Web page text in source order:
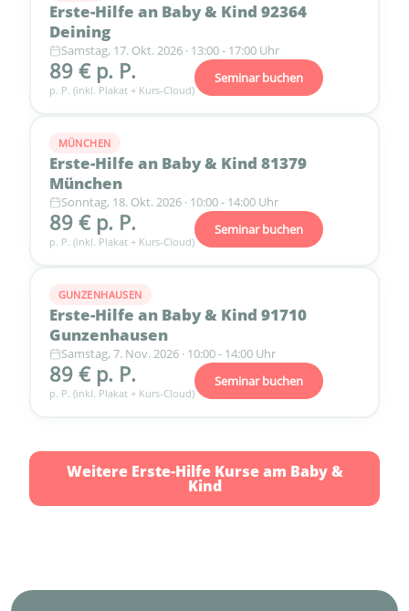
Erste-Hilfe an Baby & Kind 92364
Deining
Samstag, 17. Okt. 2026 · 13:00 - 17:00 Uhr
89 € p. P.
p. P. (inkl. Plakat + Kurs-Cloud)
Seminar buchen
MÜNCHEN
Erste-Hilfe an Baby & Kind 81379
München
Sonntag, 18. Okt. 2026 · 10:00 - 14:00 Uhr
89 € p. P.
p. P. (inkl. Plakat + Kurs-Cloud)
Seminar buchen
GUNZENHAUSEN
Erste-Hilfe an Baby & Kind 91710
Gunzenhausen
Samstag, 7. Nov. 2026 · 10:00 - 14:00 Uhr
89 € p. P.
p. P. (inkl. Plakat + Kurs-Cloud)
Seminar buchen
Weitere Erste-Hilfe Kurse am Baby &
Kind